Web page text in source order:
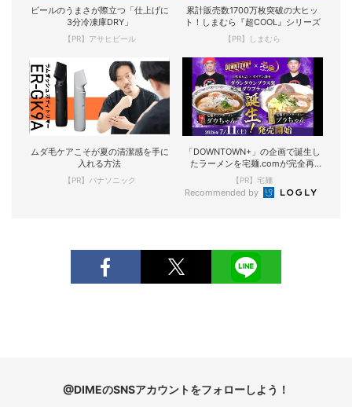
ビールのうまさが際立つ「仕上げに
3分冷凍庫DRY」
【PR】アサヒビール
累計販売数1700万枚突破の大ヒッ
ト！しまむら『超COOL』シリーズ
【PR】しまむら
ムダ毛ケアこそが夏の清潔感を手に
入れる方法
【PR】パナソニック
「DOWNTOWN+」の企画で誕生し
たラーメンを宅麺.comが完全再
現！
【PR】宅麺
Recommended by
@DIMEのSNSアカウントをフォローしよう！